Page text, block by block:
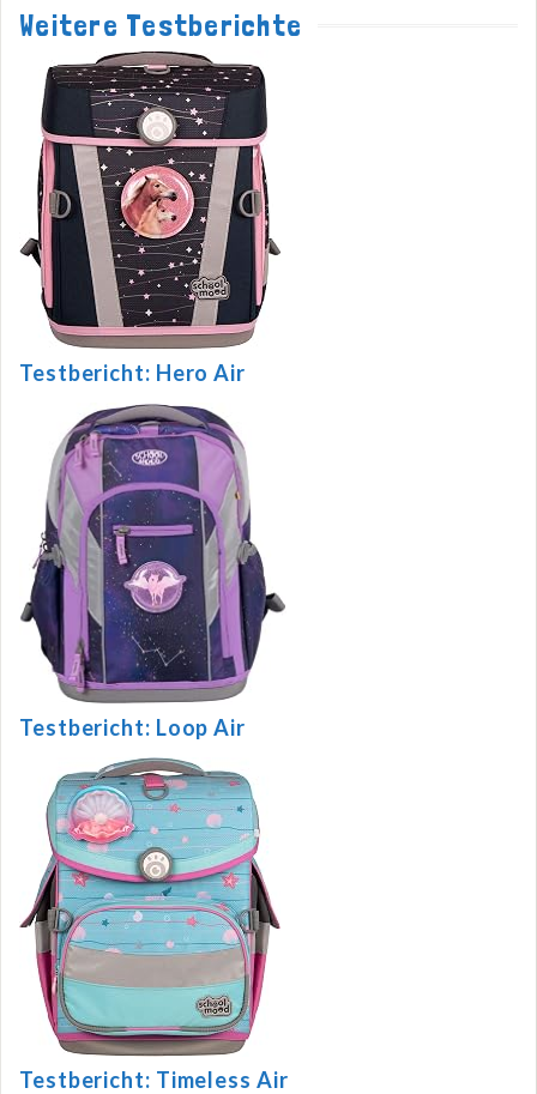
Weitere Testberichte
Testbericht: Hero Air
Testbericht: Loop Air
Testbericht: Timeless Air